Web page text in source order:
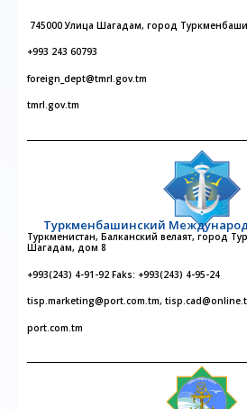
745000 Улица Шагадам, город
+993 243 60793
foreign_dept@tmrl.gov.tm
tmrl.gov.tm
Туркменбашинский
Туркменистан, Балканский велаят, город
Шагадам, дом 8
+993(243) 4-91-92 Faks: +993(243) 4-95-24
tisp.marketing@port.com.tm,
port.com.tm